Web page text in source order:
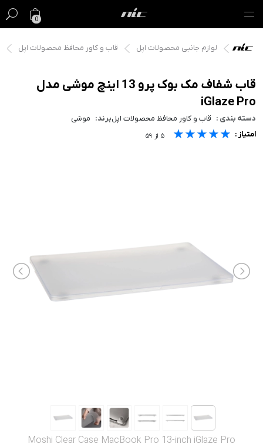
0
گیفت کارت
فروش ویژه
مک
آیفون
لوازم جانبی
لوازم جانبی محصولات اپل قاب و کاور محافظ محصولات اپل
Moshi Clear Case MacBook Pro 13-inch iGlaze Pro
قاب شفاف مک بوک پرو 13 اینچ موشی مدل
iGlaze Pro
دسته بندی : قاب و کاور محافظ محصولات اپلبرند: موشی
امتیاز : ★★★★★
★★★★★
★★★★★ ۵ از ۵۹